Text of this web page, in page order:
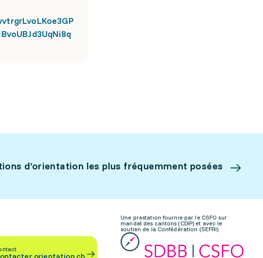
d’orientation les plus fréquemment posées
Une prestation fournie par le CSFO sur
mandat des cantons (CDIP) et avec le
soutien de la Confédération (SEFRI)